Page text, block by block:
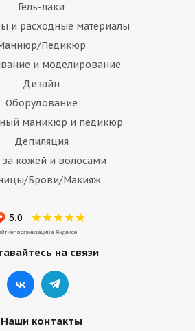
Гель-лаки
и расходные материалы
Педикюр
и моделирование
Дизайн
Оборудование
маникюр и педикюр
Депиляция
за кожей и волосами
Брови/Макияж
на связи
Наши контакты